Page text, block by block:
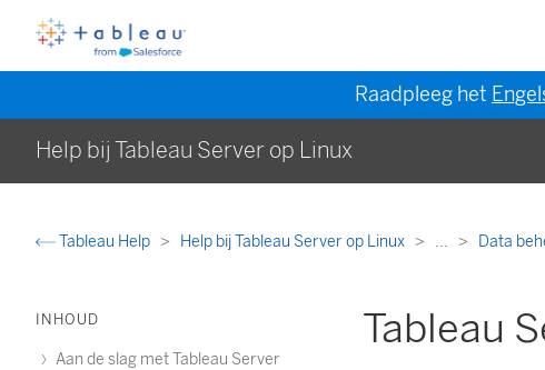
Raadpleeg het
Help bij Tableau Server op Linux
Tableau Help Help bij Tableau Server op Linux ... Data
INHOUD
Aan de slag met Tableau Server
Tableau